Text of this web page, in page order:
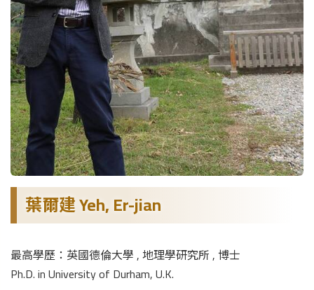
葉爾建 Yeh, Er-jian
最高學歷：英國德倫大學 , 地理學研究所 , 博士
Ph.D. in University of Durham, U.K.